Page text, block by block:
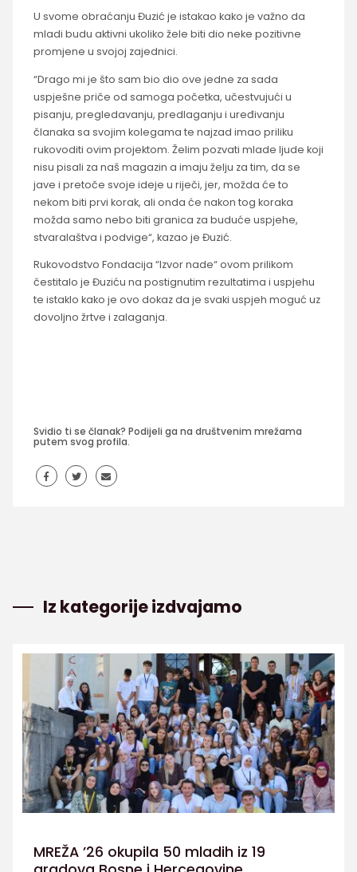
U svome obraćanju Đuzić je istakao kako je važno da
mladi budu aktivni ukoliko žele biti dio neke pozitivne
promjene u svojoj zajednici.
“Drago mi je što sam bio dio ove jedne za sada
uspješne priče od samoga početka, učestvujući u
pisanju, pregledavanju, predlaganju i uređivanju
članaka sa svojim kolegama te najzad imao priliku
rukovoditi ovim projektom. Želim pozvati mlade ljude koji
nisu pisali za naš magazin a imaju želju za tim, da se
jave i pretoče svoje ideje u riječi, jer, možda će to
nekom biti prvi korak, ali onda će nakon tog koraka
možda samo nebo biti granica za buduće uspjehe,
stvaralaštva i podvige“, kazao je Đuzić.
Rukovodstvo Fondacija “Izvor nade“ ovom prilikom
čestitalo je Đuziću na postignutim rezultatima i uspjehu
te istaklo kako je ovo dokaz da je svaki uspjeh moguć uz
dovoljno žrtve i zalaganja.
Svidio ti se članak? Podijeli ga na društvenim mrežama
putem svog profila.
Iz kategorije izdvajamo
MREŽA ’26 okupila 50 mladih iz 19